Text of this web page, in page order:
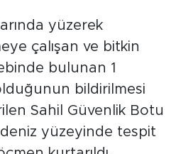
yüzerek
çalışan ve bitkin
bulunan 1
bildirilmesi
Sahil Güvenlik Botu
yüzeyinde tespit